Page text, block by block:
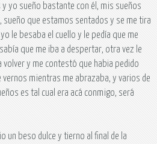
yo sueño bastante con él, mis sueños
sueño que estamos sentados y se me tira
le besaba el cuello y le pedía que me
que me iba a despertar, otra vez le
y me contestó que habia pedido
mientras me abrazaba, y varios de
es tal cual era acá conmigo, será
un beso dulce y tierno al final de la